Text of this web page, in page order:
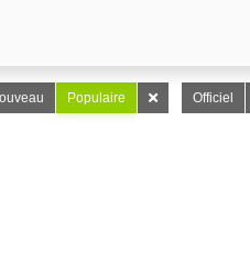
Populaire Officiel